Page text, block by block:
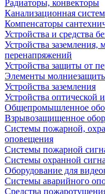
Радиаторы, конвекторы
Канализационная
Компенсаторы
Устройства и средства
Устройства
перенапряжений
Устройства защиты от
Элементы
Устройства заземления
Устройства оптической
Общепромышленное
Взрывозащищенное
Системы пожарной,
оповещения
Системы пожарной
Системы охранной
Оборудование для
Системы аварийного
Средства